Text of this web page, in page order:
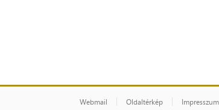
Webmail Oldaltérkép Impresszum